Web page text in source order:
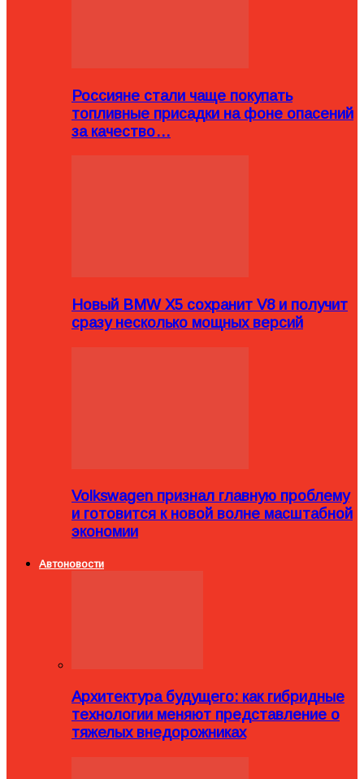
Россияне стали чаще покупать
топливные присадки на фоне опасений
за качество…
Новый BMW X5 сохранит V8 и получит
сразу несколько мощных версий
Volkswagen признал главную проблему
и готовится к новой волне масштабной
экономии
Автоновости
Архитектура будущего: как гибридные
технологии меняют представление о
тяжелых внедорожниках